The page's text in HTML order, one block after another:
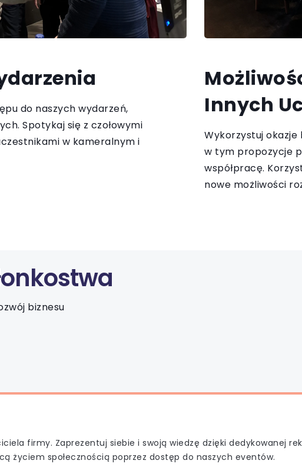
do naszych wydarzeń,
Spotykaj się z czołowymi
w kameralnym i
Innych
Wykorzystuj
w tym propozycje
współpracę.
nowe możliwości
biznesu
firmy. Zaprezentuj siebie i swoją wiedzę dzięki dedykowanej
życiem społecznością poprzez dostęp do naszych eventów.